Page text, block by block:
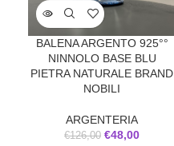
BALENA ARGENTO 925°°
NINNOLO BASE BLU
PIETRA NATURALE BRAND
NOBILI
ARGENTERIA
€126,00 €48,00